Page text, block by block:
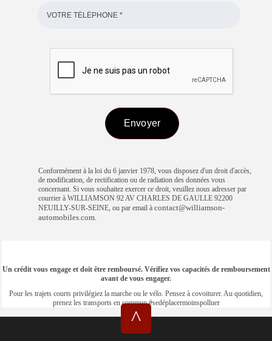
Conformément à la loi du 6 janvier 1978, vous disposez d'un droit d'accès,
de modification, de rectification ou de radiation des données vous
concernant. Si vous souhaitez exercer ce droit, veuillez nous adresser par
courrier à WILLIAMSON 92 AV CHARLES DE GAULLE 92200
NEUILLY-SUR-SEINE, ou par email à contact@williamson-
automobiles.com.
Un crédit vous engage et doit être remboursé. Vérifiez vos capacités de remboursement
avant de vous engager.
Pour les trajets courts privilégiez la marche ou le vélo. Pensez à covoiturer. Au quotidien,
prenez les transports en commun #sedéplacermoinspolluer
^